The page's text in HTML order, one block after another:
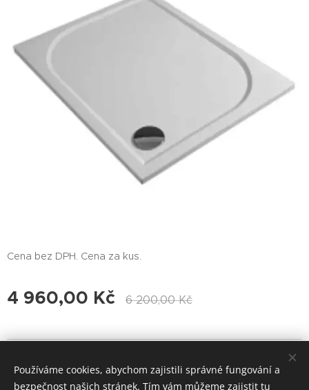
Cena bez DPH. Cena za kus.
4 960,00 Kč 6 200,00Kč
Cookies
Používáme cookies, abychom zajistili správné fungování a
bezpečnost našich stránek. Tím vám můžeme zajistit tu